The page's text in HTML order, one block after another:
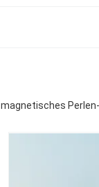
magnetisches